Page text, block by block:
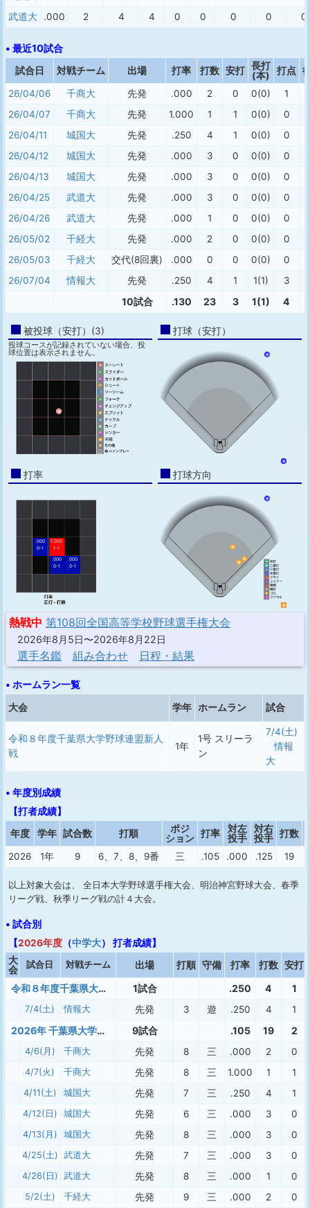
武道大
.000 2 4 4 0 0 0 0 0
• 最近10試合
試合日 対戦チーム 出場 打率 打数 安打 長打
(本)
打点
26/04/06 千商大 先発 .000 2 0 0(0) 1
26/04/07
千商大 先発 1.000 1 1 0(0)
0
26/04/11
城国大 先発 .250 4 1 0(0) 0
26/04/12
城国大 先発 .000 3 0 0(0) 0
26/04/13
城国大 先発 .000 3 0 0(0) 0
26/04/25
武道大 先発 .000 3 0 0(0) 0
26/04/26
武道大 先発 .000 1 0 0(0) 0
26/05/02
千経大 先発 .000 2 0 0(0) 0
26/05/03
千経大 交代(8回裏) .000 0 0 0(0) 0
26/07/04
情報大 先発 .250 4 1 1(1) 3
10試合 .130 23 3 1(1) 4
被投球（安打）(3)
投球コースが記録されていない場合、投
球位置は表示されません。
打球（安打）
打率
.000
0-1
1.000
1-1
.000
0-1
.000
0-1
打球方向
熱戦中 第108回全国高等学校野球選手権大会
2026年8月5日〜2026年8月22日
選手名鑑 組み合わせ 日程・結果
• ホームラン一覧
大会 学年 ホームラン 試合
令和８年度千葉県大学野球連盟新人
戦
1年
1号 スリーラ
ン
7/4(土)
情報
大
• 年度別成績
【打者成績】
年度
学年 試合数 打順
ポジ
ション 打率
対左
投手
対右
投手 打数
2026 1年 9 6、7、8、9番 三 .105 .000 .125 19
以上対象大会は、 全日本大学野球選手権大会、明治神宮野球大会、春季
リーグ戦、秋季リーグ戦の計４大会。
• 試合別
【2026年度 （中学大） 打者成績】
大
会
試合日 対戦チーム 出場 打順 守備 打率 打数 安打
令和８年度千葉県大学野球連盟新人戦 1試合 .250 4 1
7/4(土) 情報大 先発 3 遊 .250 4 1
2026年 千葉県大学春季(１部) 9試合 .105 19 2
4/6(月) 千商大 先発 8 三 .000 2 0
4/7(火) 千商大 先発 8 三 1.000 1 1
4/11(土) 城国大 先発 7 三 .250 4 1
4/12(日) 城国大 先発 6 三 .000 3 0
4/13(月) 城国大 先発 8 三 .000 3 0
4/25(土) 武道大 先発 7 三 .000 3 0
4/26(日) 武道大 先発 8 三 .000 1 0
5/2(土) 千経大 先発 9 三 .000 2 0